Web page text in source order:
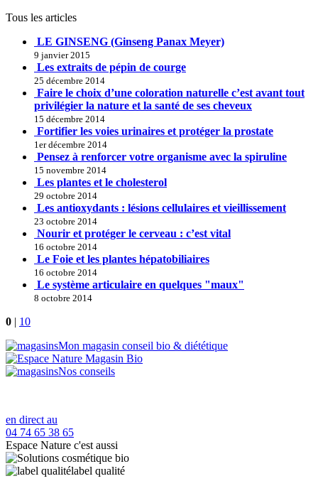
Tous les articles
LE GINSENG (Ginseng Panax Meyer)
9 janvier 2015
Les extraits de pépin de courge
25 décembre 2014
Faire le choix d’une coloration naturelle c’est avant tout
privilégier la nature et la santé de ses cheveux
15 décembre 2014
Fortifier les voies urinaires et protéger la prostate
1er décembre 2014
Pensez à renforcer votre organisme avec la spiruline
15 novembre 2014
Les plantes et le cholesterol
29 octobre 2014
Les antioxydants : lésions cellulaires et vieillissement
23 octobre 2014
Nourir et protéger le cerveau : c’est vital
16 octobre 2014
Le Foie et les plantes hépatobiliaires
16 octobre 2014
Le système articulaire en quelques "maux"
8 octobre 2014
0 | 10
Mon magasin conseil bio & diététique
Nos conseils
en direct au
04 74 65 38 65
Espace Nature c'est aussi
label qualité